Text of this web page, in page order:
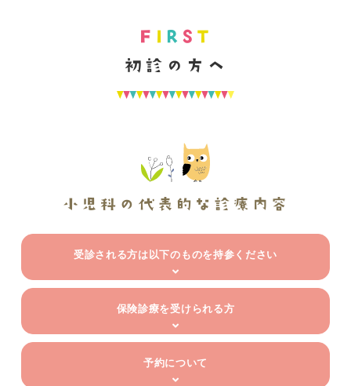
F I R S T
初診の方へ
小児科の代表的な診療内容
受診される方は以下のものを持参ください
保険診療を受けられる方
予約について